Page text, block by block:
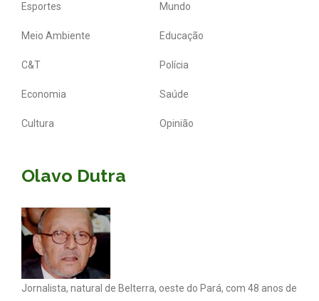
Esportes Mundo
Meio Ambiente Educação
C&T Polícia
Economia Saúde
Cultura Opinião
Olavo Dutra
Jornalista, natural de Belterra, oeste do Pará, com 48 anos de